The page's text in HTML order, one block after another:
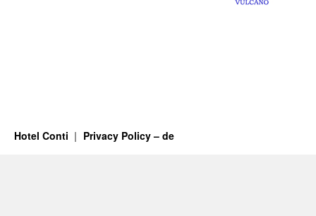
Hotel Conti Privacy Policy – de